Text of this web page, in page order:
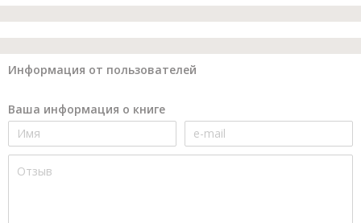
Информация от пользователей
Ваша информация о книге